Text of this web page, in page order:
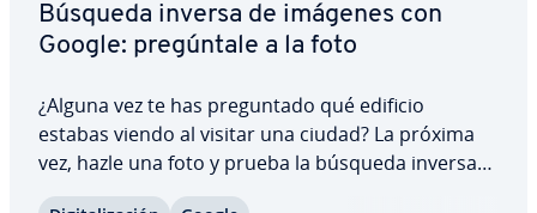
Búsqueda inversa de imágenes con
Google: pre­gú­n­ta­le a la foto
¿Alguna vez te has pre­gu­n­ta­do qué edificio
estabas viendo al visitar una ciudad? La próxima
vez, hazle una foto y prueba la búsqueda inversa